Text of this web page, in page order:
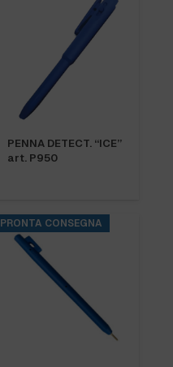
PENNA DETECT. “ICE”
art. P950
PRONTA CONSEGNA